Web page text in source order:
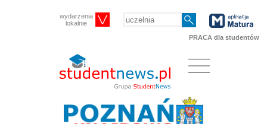
wydarzenia
lokalnie
PRACA dla studentów